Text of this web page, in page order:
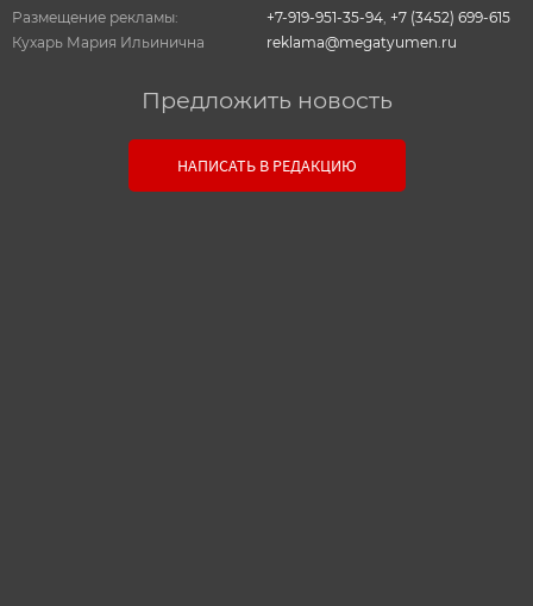
Размещение рекламы:
Кухарь Мария Ильинична
+7-919-951-35-94, +7 (3452) 699-615
reklama@megatyumen.ru
Предложить новость
НАПИСАТЬ В РЕДАКЦИЮ
Связь с редакцией
Оставьте свои настоящие контактные данные,